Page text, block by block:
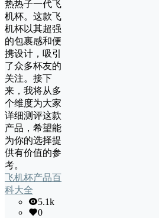
热热子一代飞
机杯。这款飞
机杯以其超强
的包裹感和便
携设计，吸引
了众多杯友的
关注。接下
来，我将从多
个维度为大家
详细测评这款
产品，希望能
为你的选择提
供有价值的参
考。
飞机杯产品百
科大全
5.1k
0